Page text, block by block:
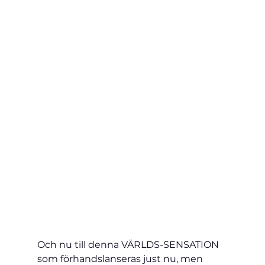
Och nu till denna VÄRLDS-SENSATION
som förhandslanseras just nu, men